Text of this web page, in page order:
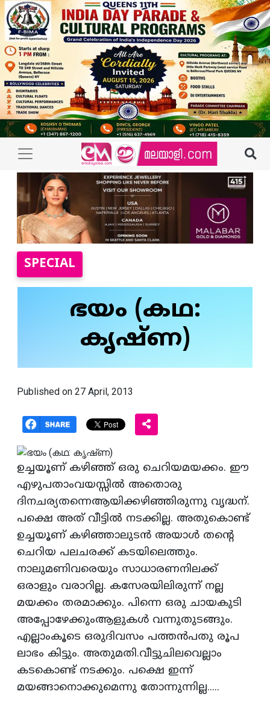
SPECIAL
ഭയം (കഥ:
കൃഷ്‌ണ)
Published on 27 April, 2013
ഉച്ചയൂണ്‌ കഴിഞ്ഞ്‌ ഒരു ചെറിയമയക്കം. ഈ
എഴുപതാംവയസ്സില്‍ അതൊരു
ദിനചര്യതന്നെആയിക്കഴിഞ്ഞിരുന്നു വൃദ്ധന്‌.
പക്ഷെ അത്‌ വീട്ടില്‍ നടക്കില്ല. അതുകൊണ്ട്‌
ഉച്ചയൂണ്‌ കഴിഞ്ഞാലുടന്‍ അയാള്‍ തന്റെ
ചെറിയ പലചരക്ക്‌ കടയിലെത്തും.
നാലുമണിവരെയും സാധാരണനിലക്ക്‌
ഒരാളും വരാറില്ല. കസേരയിലിരുന്ന്‌ നല്ല
മയക്കം തരമാക്കും. പിന്നെ ഒരു ചായകുടി
അപ്പോഴേക്കുംആളുകള്‍ വന്നുതുടങ്ങും.
എല്ലാംകൂടെ ഒരുദിവസം പത്തന്‍പതു രൂപ
ലാഭം കിട്ടും. അതുമതി.വീട്ടുചിലവെല്ലാം
കടകൊണ്ട്‌ നടക്കും. പക്ഷെ ഇന്ന്‌
മയങ്ങാനൊക്കുമെന്നു തോന്നുന്നില്ല.....